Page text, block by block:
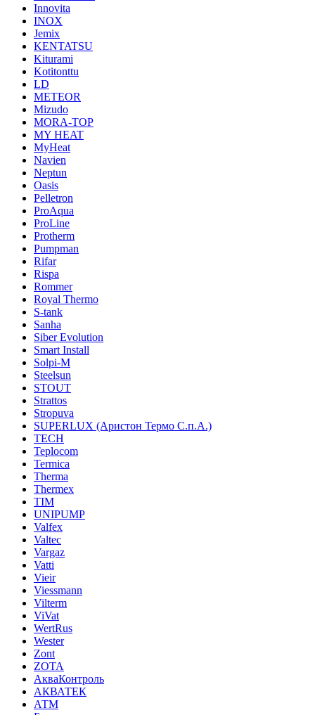
Innovita
INOX
Jemix
KENTATSU
Kiturami
Kotitonttu
LD
METEOR
Mizudo
MORA-TOP
MY HEAT
MyHeat
Navien
Neptun
Oasis
Pelletron
ProAqua
ProLine
Protherm
Pumpman
Rifar
Rispa
Rommer
Royal Thermo
S-tank
Sanha
Siber Evolution
Smart Install
Solpi-M
Steelsun
STOUT
Strattos
Stropuva
SUPERLUX (Аристон Термо С.п.А.)
TECH
Teplocom
Termica
Therma
Thermex
TIM
UNIPUMP
Valfex
Valtec
Vargaz
Vatti
Vieir
Viessmann
Vilterm
ViVat
WertRus
Wester
Zont
ZOTA
АкваКонтроль
АКВАТЕК
АТМ